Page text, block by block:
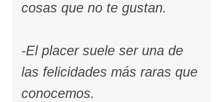
cosas que no te gustan.
-El placer suele ser una de
las felicidades más raras que
conocemos.